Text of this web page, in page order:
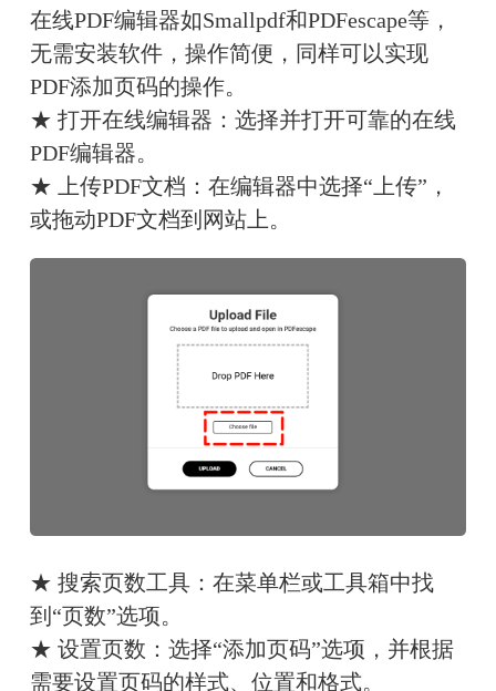
在线PDF编辑器如Smallpdf和PDFescape等，
无需安装软件，操作简便，同样可以实现
PDF添加页码的操作。
★ 打开在线编辑器：选择并打开可靠的在线
PDF编辑器。
★ 上传PDF文档：在编辑器中选择“上传”，
或拖动PDF文档到网站上。
★ 搜索页数工具：在菜单栏或工具箱中找
到“页数”选项。
★ 设置页数：选择“添加页码”选项，并根据
需要设置页码的样式、位置和格式。